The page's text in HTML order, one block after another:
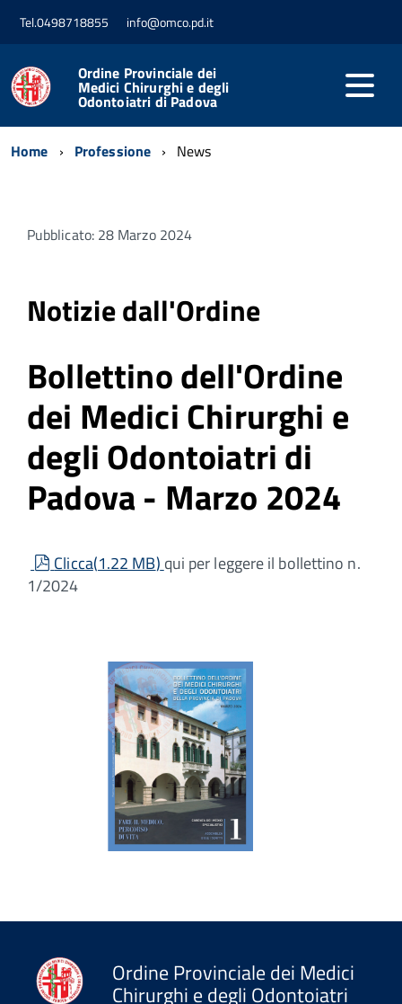
Tel.0498718855 info@omco.pd.it
Ordine Provinciale dei
Medici Chirurghi e degli
Odontoiatri di Padova
Home Professione News
Pubblicato: 28 Marzo 2024
Notizie dall'Ordine
Bollettino dell'Ordine
dei Medici Chirurghi e
degli Odontoiatri di
Padova - Marzo 2024
pdf
Clicca(1.22 MB) qui per leggere il bollettino n.
1/2024
Ordine Provinciale dei Medici
Chirurghi e degli Odontoiatri